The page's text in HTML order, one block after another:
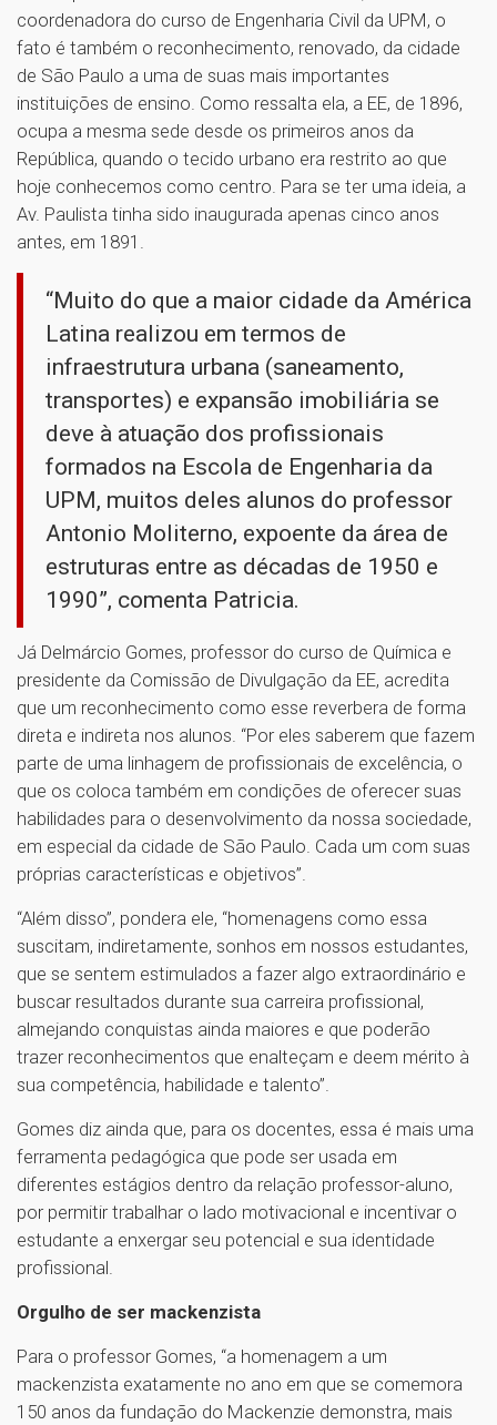
coordenadora do curso de Engenharia Civil da UPM, o
fato é também o reconhecimento, renovado, da cidade
de São Paulo a uma de suas mais importantes
instituições de ensino. Como ressalta ela, a EE, de 1896,
ocupa a mesma sede desde os primeiros anos da
República, quando o tecido urbano era restrito ao que
hoje conhecemos como centro. Para se ter uma ideia, a
Av. Paulista tinha sido inaugurada apenas cinco anos
antes, em 1891.
“Muito do que a maior cidade da América
Latina realizou em termos de
infraestrutura urbana (saneamento,
transportes) e expansão imobiliária se
deve à atuação dos profissionais
formados na Escola de Engenharia da
UPM, muitos deles alunos do professor
Antonio Moliterno, expoente da área de
estruturas entre as décadas de 1950 e
1990”, comenta Patricia.
Já Delmárcio Gomes, professor do curso de Química e
presidente da Comissão de Divulgação da EE, acredita
que um reconhecimento como esse reverbera de forma
direta e indireta nos alunos. “Por eles saberem que fazem
parte de uma linhagem de profissionais de excelência, o
que os coloca também em condições de oferecer suas
habilidades para o desenvolvimento da nossa sociedade,
em especial da cidade de São Paulo. Cada um com suas
próprias características e objetivos”.
“Além disso”, pondera ele, “homenagens como essa
suscitam, indiretamente, sonhos em nossos estudantes,
que se sentem estimulados a fazer algo extraordinário e
buscar resultados durante sua carreira profissional,
almejando conquistas ainda maiores e que poderão
trazer reconhecimentos que enalteçam e deem mérito à
sua competência, habilidade e talento”.
Gomes diz ainda que, para os docentes, essa é mais uma
ferramenta pedagógica que pode ser usada em
diferentes estágios dentro da relação professor-aluno,
por permitir trabalhar o lado motivacional e incentivar o
estudante a enxergar seu potencial e sua identidade
profissional.
Orgulho de ser mackenzista
Para o professor Gomes, “a homenagem a um
mackenzista exatamente no ano em que se comemora
150 anos da fundação do Mackenzie demonstra, mais